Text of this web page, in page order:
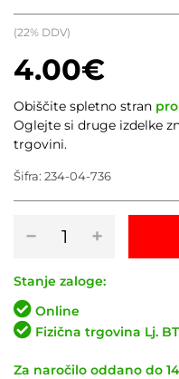
4.00€
(22% DDV)
−
Volume
Float
36
2018+
količina
+
Obiščite spletno stran
Oglejte si druge izdelke
trgovini.
Šifra: 234-04-736
Stanje zaloge:
Online
Fizična trgovina Lj.
Za naročilo oddano do